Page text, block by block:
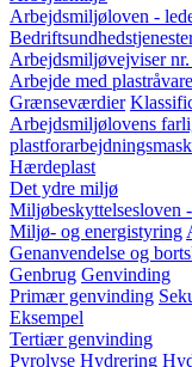
Arbejdsmiljøloven -
Arbejdsmiljøvejviser nr.
Arbejde med
Grænseværdier
Arbejdsmiljølovens
Hærdeplast
Det ydre miljø
Miljøbeskyttelsesloven
Miljø- og energistyring
Genanvendelse og
Genbrug Genvinding
Primær genvinding
Eksempel
Tertiær genvinding
Pyrolyse Hydrering